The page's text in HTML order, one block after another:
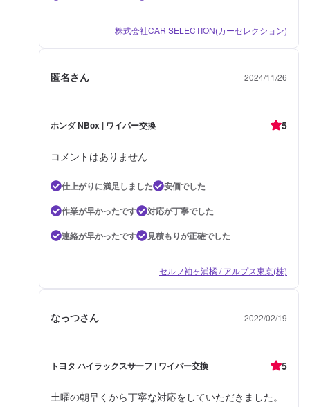
株式会社CAR SELECTION(カーセレクション)
匿名さん 2024/11/26
ホンダ NBox | ワイパー交換 5
コメントはありません
仕上がりに満足しました
安価でした
作業が早かったです
対応が丁寧でした
連絡が早かったです
見積もりが正確でした
セルフ袖ヶ浦橘 / アルプス東京(株)
なっつさん 2022/02/19
トヨタ ハイラックスサーフ | ワイパー交換 5
土曜の朝早くから丁寧な対応をしていただきました。